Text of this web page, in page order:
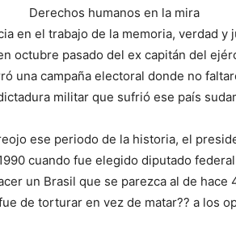
Derechos humanos en la mira
en el trabajo de la memoria, verdad y
octubre pasado del ex capitán del
una campaña electoral donde no
militar que sufrió ese país
ese periodo de la historia, el
cuando fue elegido diputado
un Brasil que se parezca al de
de torturar en vez de matar?? a los